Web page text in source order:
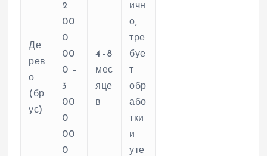
Де
рев
о
(бр
ус)
2
00
0
00
0 –
3
00
0
00
0
4–8
мес
яце
в
ичн
о,
тре
буе
т
обр
або
тки
и
уте